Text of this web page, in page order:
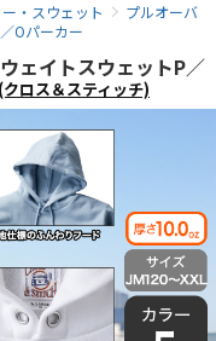
・スウェット
プルオーバ
Oパーカー
ェイトスウェットP／
ロス＆スティッチ)